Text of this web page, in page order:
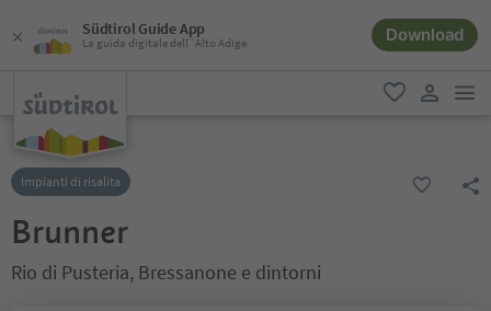
Südtirol Guide App
La guida digitale dell´Alto Adige Download
favoriti
Impianti di risalita
Brunner
Rio di Pusteria, Bressanone e dintorni